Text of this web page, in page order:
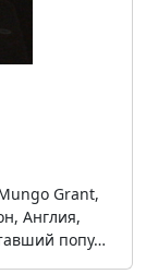
Grant,
Англия,
попу…